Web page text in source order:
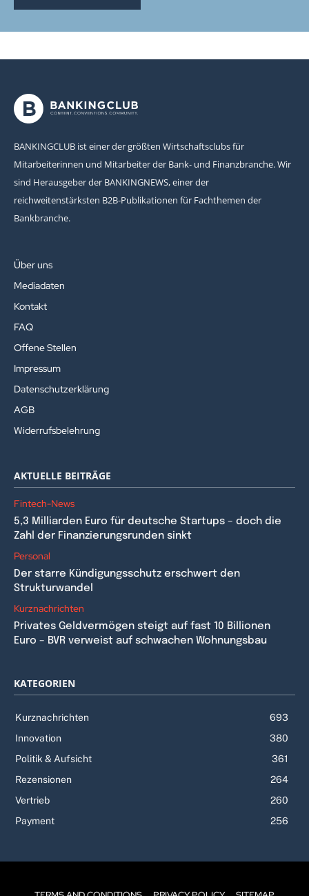
BANKINGCLUB ist einer der größten Wirtschaftsclubs für
Mitarbeiterinnen und Mitarbeiter der Bank- und Finanzbranche. Wir
sind Herausgeber der BANKINGNEWS, einer der
reichweitenstärksten B2B-Publikationen für Fachthemen der
Bankbranche.
Über uns
Mediadaten
Kontakt
FAQ
Offene Stellen
Impressum
Datenschutzerklärung
AGB
Widerrufsbelehrung
AKTUELLE BEITRÄGE
Fintech-News
5,3 Milliarden Euro für deutsche Startups – doch die
Zahl der Finanzierungsrunden sinkt
Personal
Der starre Kündigungsschutz erschwert den
Strukturwandel
Kurznachrichten
Privates Geldvermögen steigt auf fast 10 Billionen
Euro – BVR verweist auf schwachen Wohnungsbau
KATEGORIEN
Kurznachrichten
693
Innovation
380
Politik & Aufsicht
361
Rezensionen
264
Vertrieb
260
Payment
256